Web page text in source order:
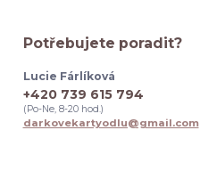
Potřebujete poradit?
Lucie Fárlíková
+420 739 615 794
(Po-Ne, 8-20 hod.)
darkovekartyodlu@gmail.com